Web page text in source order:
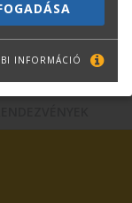
INFORMÁCIÓ